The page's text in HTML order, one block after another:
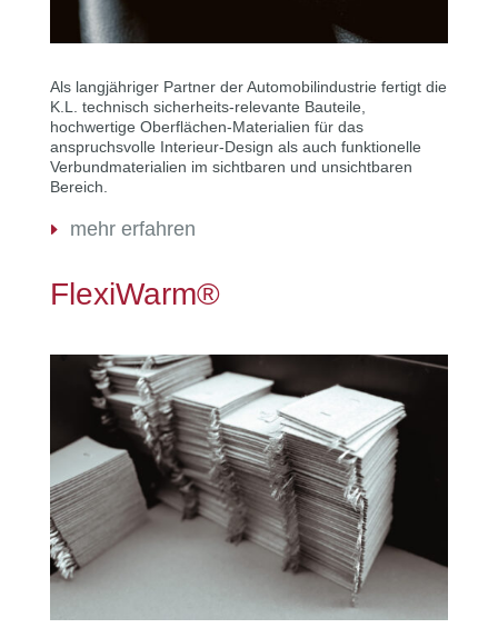
Als langjähriger Partner der Automobilindustrie fertigt die
K.L. technisch sicherheits-relevante Bauteile,
hochwertige Oberflächen-Materialien für das
anspruchsvolle Interieur-Design als auch funktionelle
Verbundmaterialien im sichtbaren und unsichtbaren
Bereich.
mehr erfahren
FlexiWarm®